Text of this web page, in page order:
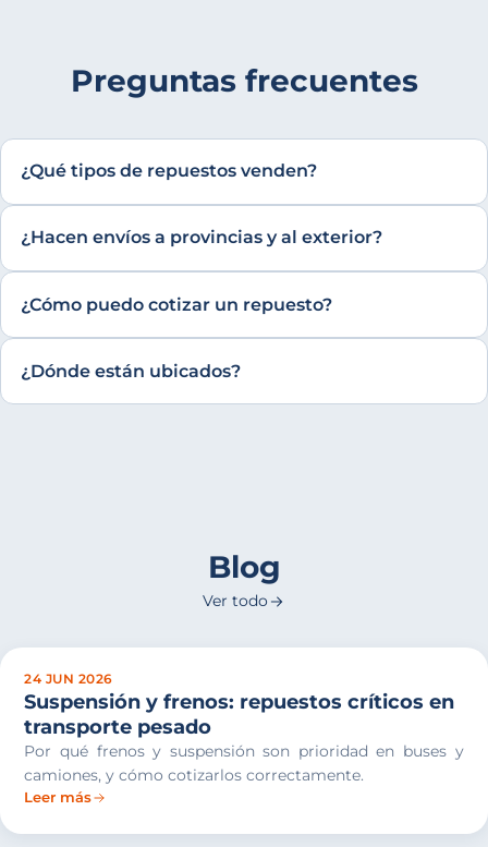
Preguntas frecuentes
¿Qué tipos de repuestos venden?
¿Hacen envíos a provincias y al exterior?
¿Cómo puedo cotizar un repuesto?
¿Dónde están ubicados?
Blog
Ver todo
24 JUN 2026
Suspensión y frenos: repuestos críticos en
transporte pesado
Por qué frenos y suspensión son prioridad en buses y
camiones, y cómo cotizarlos correctamente.
Leer más